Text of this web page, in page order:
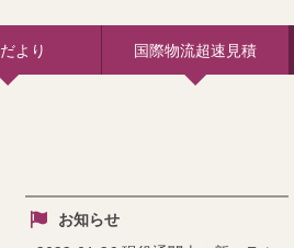
より 国際物流超速見積
お知らせ